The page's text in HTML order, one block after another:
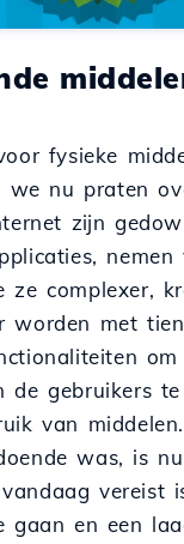
fysieke
we nu praten
zijn
nemen
ze complexer,
worden met
de gebruikers
van
was, is
vereist
gaan en een